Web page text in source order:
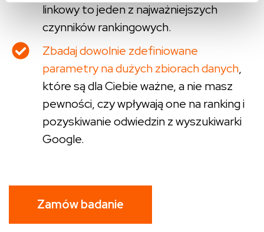
linkowy to jeden z najważniejszych
czynników rankingowych.
Zbadaj dowolnie zdefiniowane
parametry na dużych zbiorach danych,
które są dla Ciebie ważne, a nie masz
pewności, czy wpływają one na ranking i
pozyskiwanie odwiedzin z wyszukiwarki
Google.
Zamów badanie